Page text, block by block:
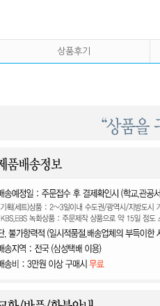
상품후기